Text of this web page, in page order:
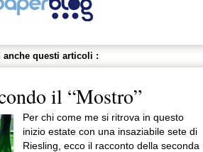
anche questi articoli :
il “Mostro”
Per chi come me si ritrova in questo
inizio estate con una insaziabile sete di
Riesling, ecco il racconto della seconda